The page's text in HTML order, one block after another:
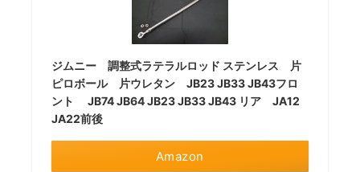
ジムニー 調整式ラテラルロッド ステンレス 片
ピロボール 片ウレタン JB23 JB33 JB43フロ
ント JB74 JB64 JB23 JB33 JB43 リア JA12
JA22前後
Amazon